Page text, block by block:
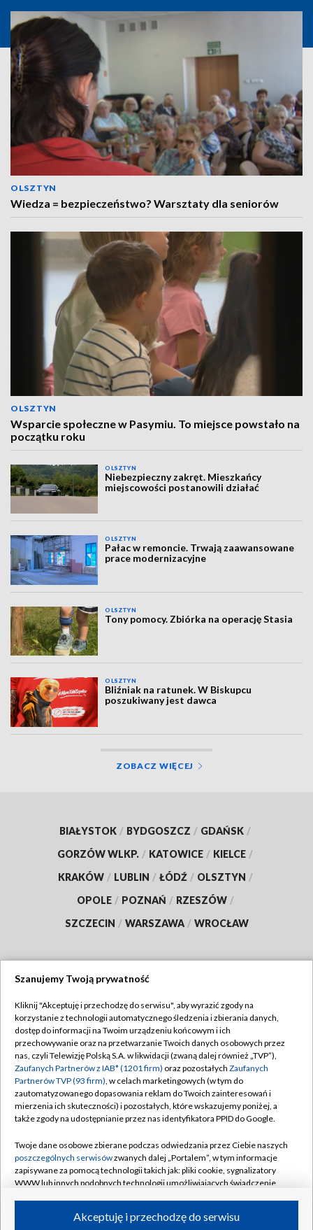
OLSZTYN
Wiedza = bezpieczeństwo? Warsztaty dla seniorów
OLSZTYN
Wsparcie społeczne w Pasymiu. To miejsce powstało na
początku roku
OLSZTYN
Niebezpieczny zakręt. Mieszkańcy
miejscowości postanowili działać
OLSZTYN
Pałac w remoncie. Trwają zaawansowane
prace modernizacyjne
OLSZTYN
Tony pomocy. Zbiórka na operację Stasia
OLSZTYN
Bliźniak na ratunek. W Biskupcu
poszukiwany jest dawca
ZOBACZ WIĘCEJ
BIAŁYSTOK / BYDGOSZCZ / GDAŃSK /
GORZÓW WLKP. / KATOWICE / KIELCE /
KRAKÓW / LUBLIN / ŁÓDŹ / OLSZTYN /
OPOLE / POZNAŃ / RZESZÓW /
SZCZECIN / WARSZAWA / WROCŁAW
TVP
Abonament TVP
Emisja w TVP
Centrum informacji TVP
Naziemna Telewizja Cyfrowa
Rada Programowa
System NOS
Informacje o nadawcy
Program dla prasy
Regulamin TVP
Polityka prywatności
Moje zgody
Pomoc
Kontakt
Kanały
Szanujemy Twoją prywatność
Kliknij "Akceptuję i przechodzę do serwisu", aby wyrazić zgody na
korzystanie z technologii automatycznego śledzenia i zbierania danych,
dostęp do informacji na Twoim urządzeniu końcowym i ich
przechowywanie oraz na przetwarzanie Twoich danych osobowych przez
nas, czyli Telewizję Polską S.A. w likwidacji (zwaną dalej również „TVP”),
Zaufanych Partnerów z IAB* (1201 firm) oraz pozostałych Zaufanych
Partnerów TVP (93 firm), w celach marketingowych (w tym do
zautomatyzowanego dopasowania reklam do Twoich zainteresowań i
mierzenia ich skuteczności) i pozostałych, które wskazujemy poniżej, a
także zgody na udostępnianie przez nas identyfikatora PPID do Google.
Twoje dane osobowe zbierane podczas odwiedzania przez Ciebie naszych
poszczególnych serwisówzwanych dalej „Portalem”, w tym informacje
zapisywane za pomocą technologii takich jak: pliki cookie, sygnalizatory
WWW lub innych podobnych technologii umożliwiających świadczenie
ruchu w Internecie.Akceptuję i przechodzę do serwisu